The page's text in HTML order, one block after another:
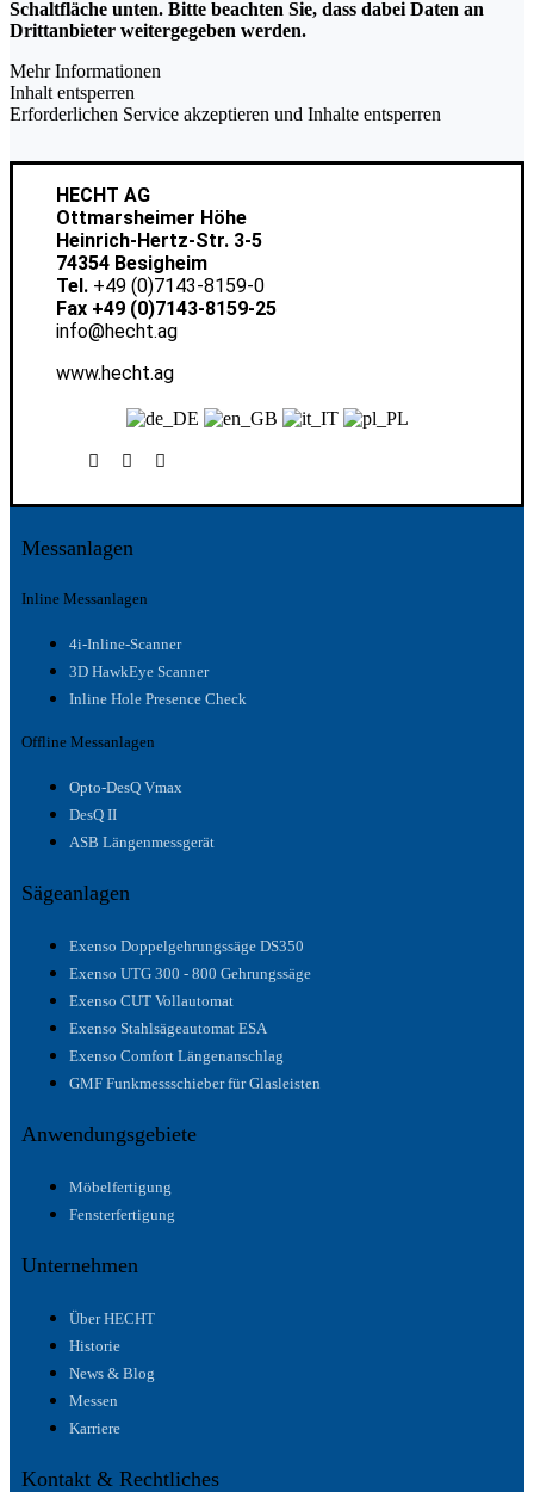
Schaltfläche unten. Bitte beachten Sie, dass dabei Daten an
Drittanbieter weitergegeben werden.
Mehr Informationen
Inhalt entsperren
Erforderlichen Service akzeptieren und Inhalte entsperren
HECHT AG
Ottmarsheimer Höhe
Heinrich-Hertz-Str. 3-5
74354 Besigheim
Tel. +49 (0)7143-8159-0
Fax +49 (0)7143-8159-25
info@hecht.ag
www.hecht.ag
Messanlagen
Inline Messanlagen
4i-Inline-Scanner
3D HawkEye Scanner
Inline Hole Presence Check
Offline Messanlagen
Opto-DesQ Vmax
DesQ II
ASB Längenmessgerät
Sägeanlagen
Exenso Doppelgehrungssäge DS350
Exenso UTG 300 - 800 Gehrungssäge
Exenso CUT Vollautomat
Exenso Stahlsägeautomat ESA
Exenso Comfort Längenanschlag
GMF Funkmessschieber für Glasleisten
Anwendungsgebiete
Möbelfertigung
Fensterfertigung
Unternehmen
Über HECHT
Historie
News & Blog
Messen
Karriere
Kontakt & Rechtliches